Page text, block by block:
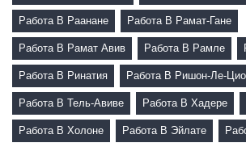
Работа В Раанане Работа В Рамат-Гане
Работа В Рамат Авив Работа В Рамле
Работа В Ринатия Работа В Ришон-Ле-
Работа В Тель-Авиве Работа В Хадере
Работа В Холоне Работа В Эйлате